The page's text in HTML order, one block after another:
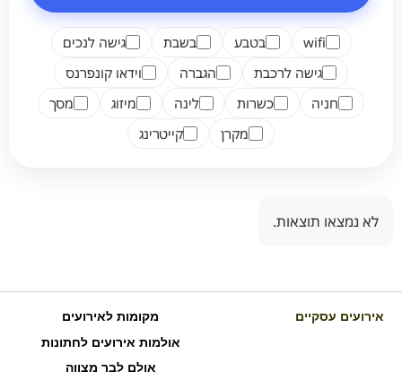
wifi בטבע בשבת
גישה לנכים
גישה לרכבת
הגברה
וידאו קונפרנס
חניה
כשרות לינה מיזוג
מסך
מקרן
קייטרינג
לא נמצאו תוצאות.
אירועים עסקיים
מקומות לאירועים
אולמות אירועים לחתונות
אולם לבר מצווה